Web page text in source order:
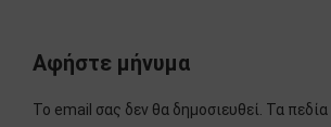
Αφήστε μήνυμα
Το email σας δεν θα δημοσιευθεί. Τα πεδία